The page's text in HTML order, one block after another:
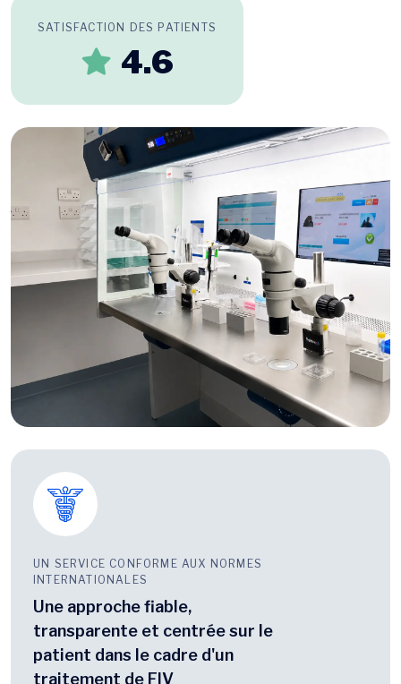
SATISFACTION DES PATIENTS
4.6
UN SERVICE CONFORME AUX NORMES
INTERNATIONALES
Une approche fiable,
transparente et centrée sur le
patient dans le cadre d'un
traitement de FIV